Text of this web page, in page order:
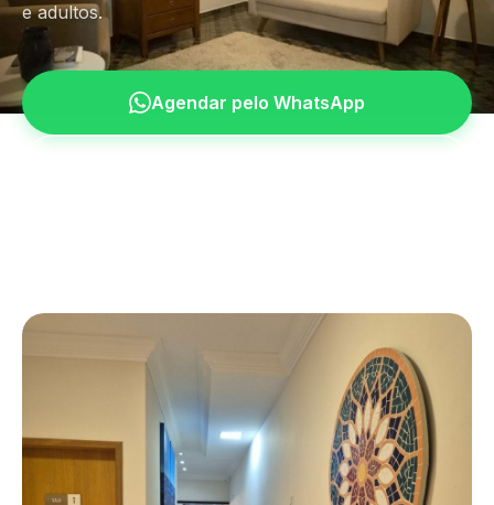
Agendar pelo WhatsApp
e adultos.
Agendar pelo WhatsApp